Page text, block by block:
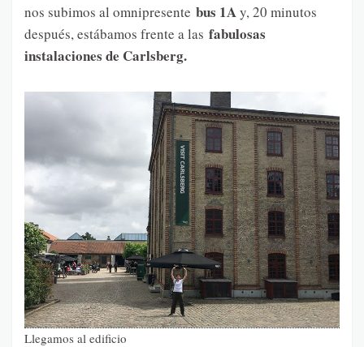
nos subimos al omnipresente bus 1Ay, 20 minutos
después, estábamos frente a las fabulosas
instalaciones de Carlsberg.
Llegamos al edificio